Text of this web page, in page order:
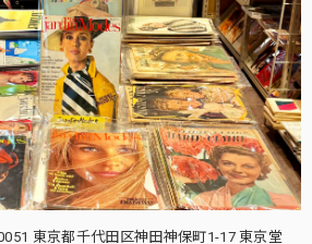
東京都千代田区神田神保町1-17 東京堂